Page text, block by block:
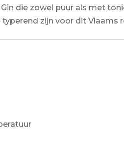
die zowel puur als met
zijn voor dit Vlaams